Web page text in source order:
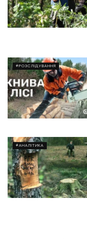
#РОЗСЛІДУВАННЯ
#АНАЛІТИКА